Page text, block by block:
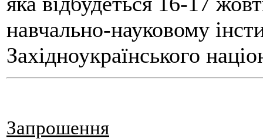
навчально-науковому
Західноукраїнського
Запрошення